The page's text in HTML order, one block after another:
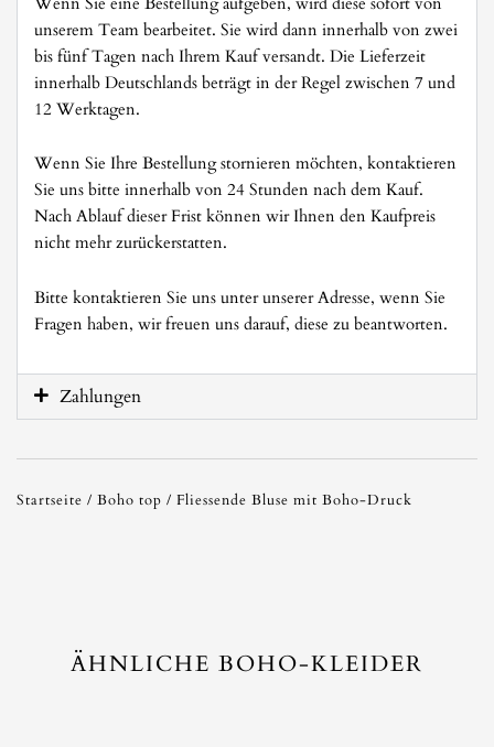
unserem Team bearbeitet. Sie wird dann innerhalb von zwei
bis fünf Tagen nach Ihrem Kauf versandt. Die Lieferzeit
innerhalb Deutschlands beträgt in der Regel zwischen 7 und
12 Werktagen.
Wenn Sie Ihre Bestellung stornieren möchten, kontaktieren
Sie uns bitte innerhalb von 24 Stunden nach dem Kauf.
Nach Ablauf dieser Frist können wir Ihnen den Kaufpreis
nicht mehr zurückerstatten.
Bitte kontaktieren Sie uns unter unserer Adresse, wenn Sie
Fragen haben, wir freuen uns darauf, diese zu beantworten.
Zahlungen
Startseite / Boho top / Fliessende Bluse mit Boho-Druck
ÄHNLICHE BOHO-KLEIDER